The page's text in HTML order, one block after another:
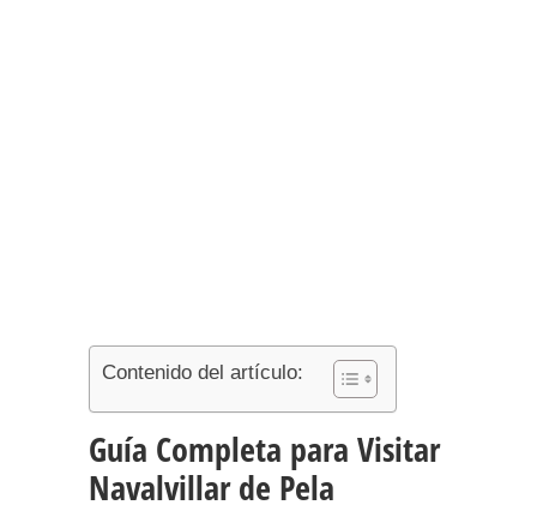
Contenido del artículo:
Guía Completa para Visitar
Navalvillar de Pela